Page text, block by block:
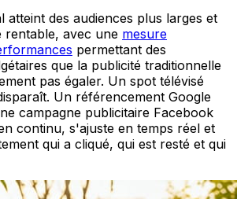
atteint des audiences plus larges et
rentable, avec une mesure
permettant des
que la publicité traditionnelle
pas égaler. Un spot télévisé
Un référencement Google
campagne publicitaire Facebook
continu, s'ajuste en temps réel et
qui a cliqué, qui est resté et qui